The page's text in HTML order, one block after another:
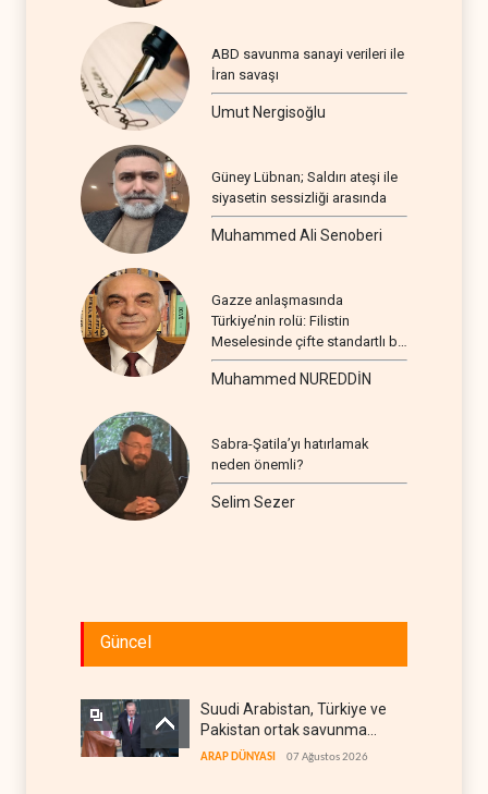
ABD savunma sanayi verileri ile
İran savaşı
Umut Nergisoğlu
Güney Lübnan; Saldırı ateşi ile
siyasetin sessizliği arasında
Muhammed Ali Senoberi
Gazze anlaşmasında
Türkiye’nin rolü: Filistin
Meselesinde çifte standartlı bir
seyir
Muhammed NUREDDİN
Sabra-Şatila’yı hatırlamak
neden önemli?
Selim Sezer
Güncel
Suudi Arabistan, Türkiye ve
Pakistan ortak savunma
anlaşması imzaladı
ARAP DÜNYASI 07 Ağustos 2026